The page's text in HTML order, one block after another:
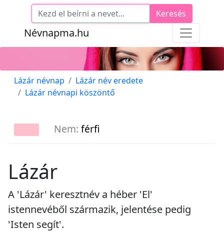
Névnapma.hu
Keresés
Lázár névnap
Lázár név eredete
Lázár névnapi köszöntő
Nem: férfi
Lázár
A 'Lázár' keresztnév a héber 'El'
istennevéből származik, jelentése pedig
'Isten segít'.